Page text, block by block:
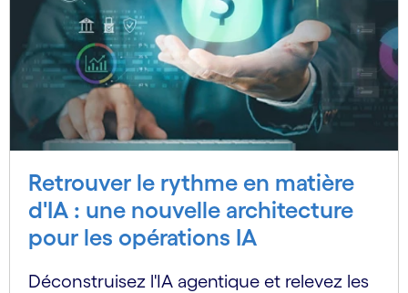
Retrouver le rythme en matière
d'IA : une nouvelle architecture
pour les opérations IA
Déconstruisez l'IA agentique et relevez les